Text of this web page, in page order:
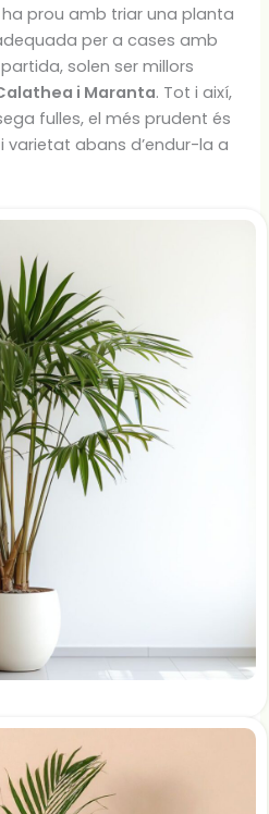
ha prou amb triar una planta
per a cases amb
solen ser millors
i Maranta. Tot i així,
fulles, el més prudent és
abans d’endur-la a